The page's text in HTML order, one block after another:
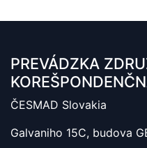
PREVÁDZKA
ČESMAD Slovakia
Galvaniho 15C, budova